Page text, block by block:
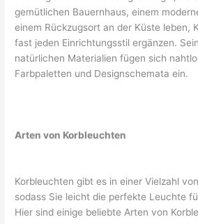
gemütlichen Bauernhaus, einem
einem Rückzugsort an der Küste leben,
fast jeden Einrichtungsstil ergänzen.
natürlichen Materialien fügen sich
Farbpaletten und Designschemata ein.
Arten von Korbleuchten
Korbleuchten gibt es in einer Vielzahl
sodass Sie leicht die perfekte Leuchte
Hier sind einige beliebte Arten von